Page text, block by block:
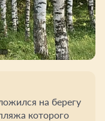
на берегу
которого